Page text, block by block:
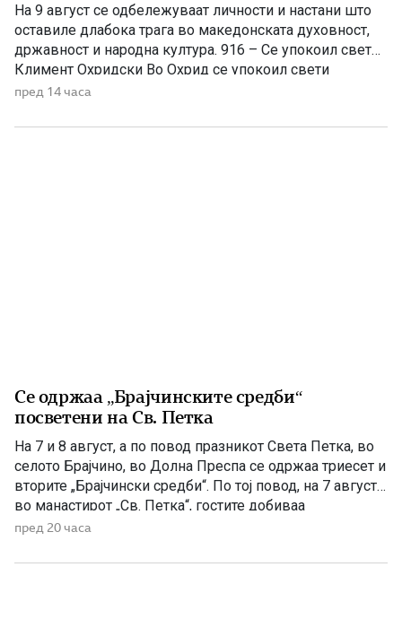
На 9 август се одбележуваат личности и настани што
оставиле длабока трага во македонската духовност,
државност и народна култура. 916 – Се упокоил свети
Климент Охридски Во Охрид се упокоил свети
Климент Охридски, еден од најзначајните ученици на
Охридската книжевна школа и патрон на
пред 14 часа
Се одржаа „Брајчинските средби“
посветени на Св. Петка
На 7 и 8 август, а по повод празникот Света Петка, во
селото Брајчино, во Долна Преспа се одржаа триесет и
вторите „Брајчински средби“. По тој повод, на 7 август,
во манастирот „Св. Петка“, гостите добиваа
манастирско гравче, а на 08 август ја прославија
забавуваше групата „Фонтара“ […]
пред 20 часа